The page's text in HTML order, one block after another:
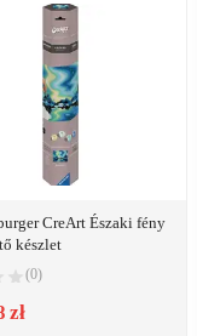
CreArt Északi fény
készlet
(0)
zł